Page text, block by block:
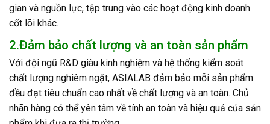
gian và nguồn lực, tập trung vào các hoạt động kinh doanh
cốt lõi khác.
2.Đảm bảo chất lượng và an toàn sản phẩm
Với đội ngũ R&D giàu kinh nghiệm và hệ thống kiểm soát
chất lượng nghiêm ngặt, ASIALAB đảm bảo mỗi sản phẩm
đều đạt tiêu chuẩn cao nhất về chất lượng và an toàn. Chủ
nhãn hàng có thể yên tâm về tính an toàn và hiệu quả của sản